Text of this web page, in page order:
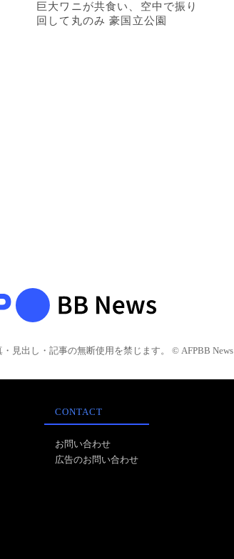
巨大ワニが共食い、空中で振り
回して丸のみ 豪国立公園
見出し・記事の無断使用を禁じます。 © AFPBB News
CONTACT
お問い合わせ
広告のお問い合わせ